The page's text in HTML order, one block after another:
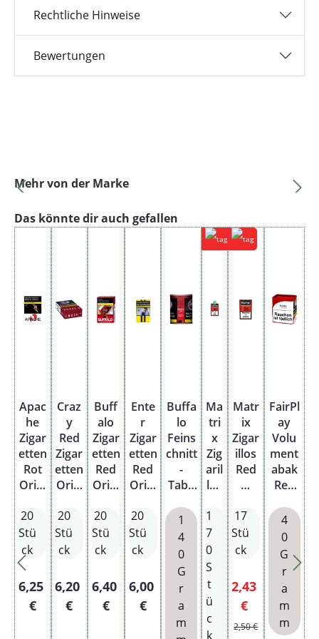
Rechtliche Hinweise
Bewertungen
Produktgalerie überspringen
Mehr von der Marke
Produktgalerie überspringen
Das könnte dir auch gefallen
Apac
he
Zigar
etten
Rot
Origi
Pack
20
Stü
ck
Regulärer Preis:
6,25
€
Craz
y
Red
Zigar
etten
Origi
Pack
20
Stü
ck
Regulärer Preis:
6,20
€
Buff
alo
Zigar
etten
Red
Origi
Pack
20
Stü
ck
Regulärer Preis:
6,40
€
Ente
r
Zigar
etten
Red
Origi
Pack
20
Stü
ck
Regulärer Preis:
6,00
€
Buffa
lo
Feins
chnitt
-
Taba
Dose
1
4
0
G
r
a
m
Ma
tri
x
Zig
aril
los
M
Sta
ng
e
mit
Filt
er
1
7
0
S
t
ü
c
k
Matr
ix
Zigar
illos
Red
M
Filter
17
Stü
ck
Verkaufspreis:
2,43
€
Regulärer Preis:
2,50 €
FairPl
ay
Volu
ment
abak
Red
4
0
G
r
a
m
m